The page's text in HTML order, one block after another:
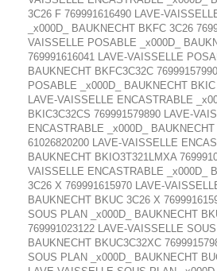
3C26 F 769991616490 LAVE-
_x000D_ BAUKNECHT BKFC 3C26
VAISSELLE POSABLE _x000D_
769991616041 LAVE-VAISSELLE
BAUKNECHT BKFC3C32C
POSABLE _x000D_ BAUKNECHT
LAVE-VAISSELLE ENCASTRABLE
BKIC3C32CS 769991579890 LAVE-
ENCASTRABLE _x000D_
61026820200 LAVE-VAISSELLE
BAUKNECHT BKIO3T321LMXA
VAISSELLE ENCASTRABLE _x000D_
3C26 X 769991615970 LAVE-
BAUKNECHT BKUC 3C26 X
SOUS PLAN _x000D_ BAUKNECHT
769991023122 LAVE-VAISSELLE SOUS
BAUKNECHT BKUC3C32XC
SOUS PLAN _x000D_ BAUKNECHT